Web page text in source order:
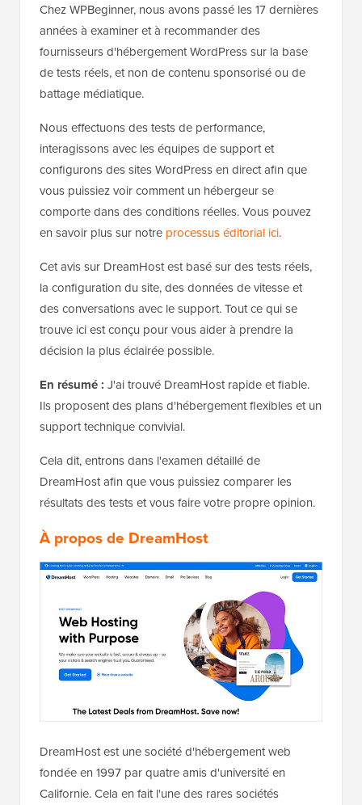
Chez WPBeginner, nous avons passé les 17 dernières
années à examiner et à recommander des
fournisseurs d'hébergement WordPress sur la base
de tests réels, et non de contenu sponsorisé ou de
battage médiatique.
Nous effectuons des tests de performance,
interagissons avec les équipes de support et
configurons des sites WordPress en direct afin que
vous puissiez voir comment un hébergeur se
comporte dans des conditions réelles. Vous pouvez
en savoir plus sur notre processus éditorial ici.
Cet avis sur DreamHost est basé sur des tests réels,
la configuration du site, des données de vitesse et
des conversations avec le support. Tout ce qui se
trouve ici est conçu pour vous aider à prendre la
décision la plus éclairée possible.
En résumé : J'ai trouvé DreamHost rapide et fiable.
Ils proposent des plans d'hébergement flexibles et un
support technique convivial.
Cela dit, entrons dans l'examen détaillé de
DreamHost afin que vous puissiez comparer les
résultats des tests et vous faire votre propre opinion.
À propos de DreamHost
DreamHost est une société d'hébergement web
fondée en 1997 par quatre amis d'université en
Californie. Cela en fait l'une des rares sociétés